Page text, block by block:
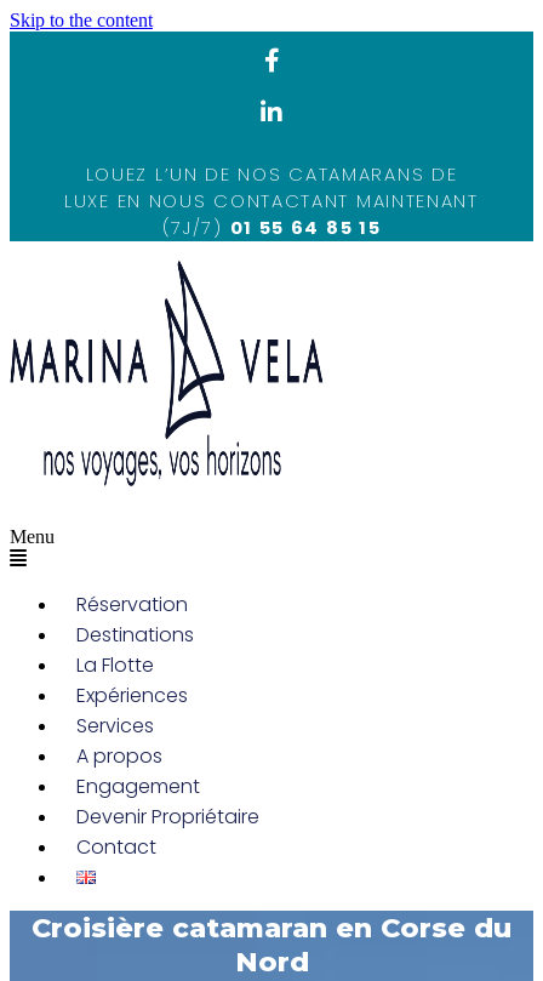
Skip to the content
LOUEZ L’UN DE NOS CATAMARANS DE
LUXE EN NOUS CONTACTANT MAINTENANT
(7J/7) 01 55 64 85 15
Menu
Réservation
Destinations
La Flotte
Expériences
Services
A propos
Engagement
Devenir Propriétaire
Contact
Croisière catamaran en Corse du
Nord